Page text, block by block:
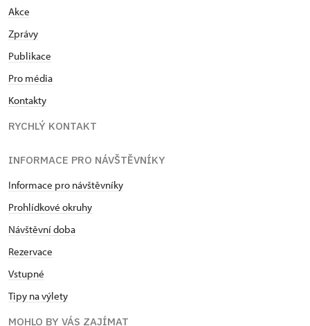
Akce
Zprávy
Publikace
Pro média
Kontakty
RYCHLÝ KONTAKT
INFORMACE PRO NÁVŠTĚVNÍKY
Informace pro návštěvníky
Prohlídkové okruhy
Návštěvní doba
Rezervace
Vstupné
Tipy na výlety
MOHLO BY VÁS ZAJÍMAT